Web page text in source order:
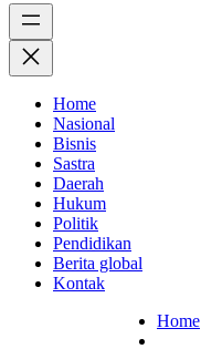
Home
Nasional
Bisnis
Sastra
Daerah
Hukum
Politik
Pendidikan
Berita global
Kontak
Home